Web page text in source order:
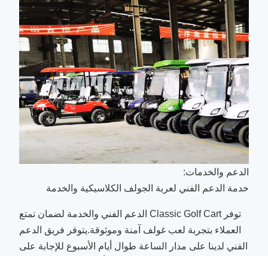
الدعم والخدمات:
خدمة الدعم الفني لعربة الجولف الكلاسيكية والخدمة
توفر Classic Golf Cart الدعم الفني والخدمة لضمان تمتع
العملاء بتجربة لعب غولف آمنة وموثوقة.يتوفر فريق الدعم
الفني لدينا على مدار الساعة طوال أيام الأسبوع للإجابة على